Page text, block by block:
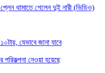
থামাতে গেলেন দুই নারী (ভিডিও)
যেভাবে জানা যাবে
পরিকল্পনা নেওয়া হয়েছে